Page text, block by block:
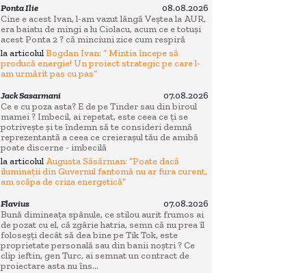
Ponta Ilie
08.08.2026
Cine e acest Ivan, l-am vazut lângă Veștea la AUR,
era baiatu de mingi a lu Ciolacu, acum ce e totuși
acest Ponta 2 ? că minciuni zice cum respiră
la articolulBogdan Ivan: “ Mintia începe să
producă energie! Un proiect strategic pe care l-
am urmărit pas cu pas”
Jack Sasarmani
07.08.2026
Ce e cu poza asta? E de pe Tinder sau din biroul
mamei ? Imbecil, ai repetat, este ceea ce ți se
potrivește și te îndemn să te consideri demnă
reprezentantă a ceea ce creierașul tău de amibă
poate discerne - imbecilă
la articolul Augusta Săsărman: “Poate dacă
iluminații din Guvernul fantomă nu ar fura curent,
am scăpa de criza energetică”
Flavius
07.08.2026
Bună dimineața spânule, ce stilou aurit frumos ai
de pozat cu el, că zgârie hatria, semn că nu prea îl
foloseșți decât să dea bine pe Tik Tok, este
proprietate personală sau din banii noștri ? Ce
clip ieftin, gen Turc, ai semnat un contract de
proiectare asta nu îns...